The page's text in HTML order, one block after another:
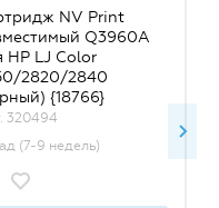
NV Print
Q3960A
HP LJ Color
2820/2840
{18766}
320494
(7-9 недель)